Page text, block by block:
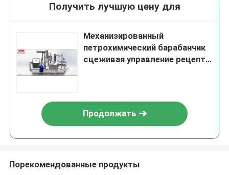
Получить лучшую цену для
Механизированный
петрохимический барабанчик
сцеживая управление рецепта
Продолжать
Порекомендованные продукты